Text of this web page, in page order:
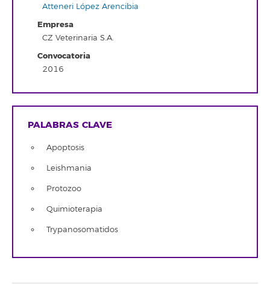
Atteneri López Arencibia
Empresa
CZ Veterinaria S.A.
Convocatoria
2016
PALABRAS CLAVE
Apoptosis
Leishmania
Protozoo
Quimioterapia
Trypanosomatidos